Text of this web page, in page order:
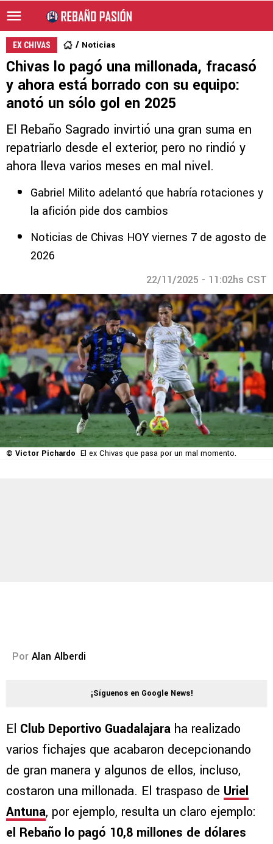
EX CHIVAS Noticias
Chivas lo pagó una millonada, fracasó
y ahora está borrado con su equipo:
anotó un sólo gol en 2025
El Rebaño Sagrado invirtió una gran suma en
repatriarlo desde el exterior, pero no rindió y
ahora lleva varios meses en mal nivel.
Gabriel Milito adelantó que habría rotaciones y
la afición pide dos cambios
Noticias de Chivas HOY viernes 7 de agosto de
2026
22/11/2025 - 11:02hs CST
© Victor Pichardo El ex Chivas que pasa por un mal momento.
Por Alan Alberdi
¡Síguenos en Google News!
El Club Deportivo Guadalajara ha realizado
varios fichajes que acabaron decepcionando
de gran manera y algunos de ellos, incluso,
costaron una millonada. El traspaso de Uriel
Antuna, por ejemplo, resulta un claro ejemplo:
el Rebaño lo pagó 10,8 millones de dólares